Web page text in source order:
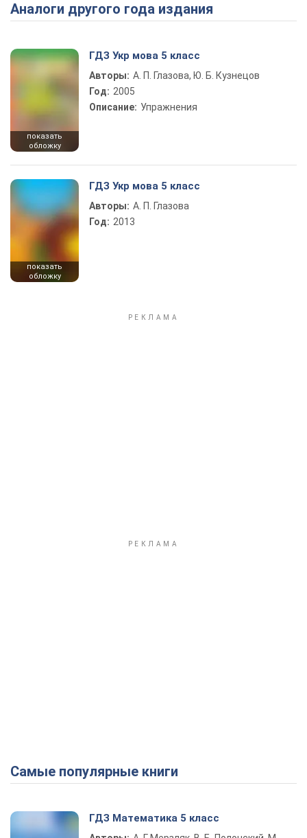
Play Video
Аналоги другого года издания
показать
обложку
ГДЗ Укр мова 5 класс
Авторы: А. П. Глазова, Ю. Б. Кузнецов
Год: 2005
Описание: Упражнения
показать
обложку
ГДЗ Укр мова 5 класс
Авторы: А. П. Глазова
Год: 2013
Самые популярные книги
ГДЗ Математика 5 класс